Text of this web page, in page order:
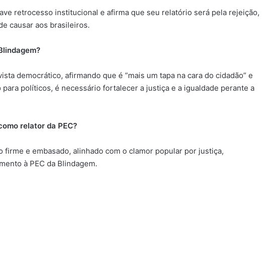
retrocesso institucional e afirma que seu relatório será pela rejeição,
causar aos brasileiros.
democrático, afirmando que é “mais um tapa na cara do cidadão” e
políticos, é necessário fortalecer a justiça e a igualdade perante a
relator da PEC?
e embasado, alinhado com o clamor popular por justiça,
à PEC da Blindagem.